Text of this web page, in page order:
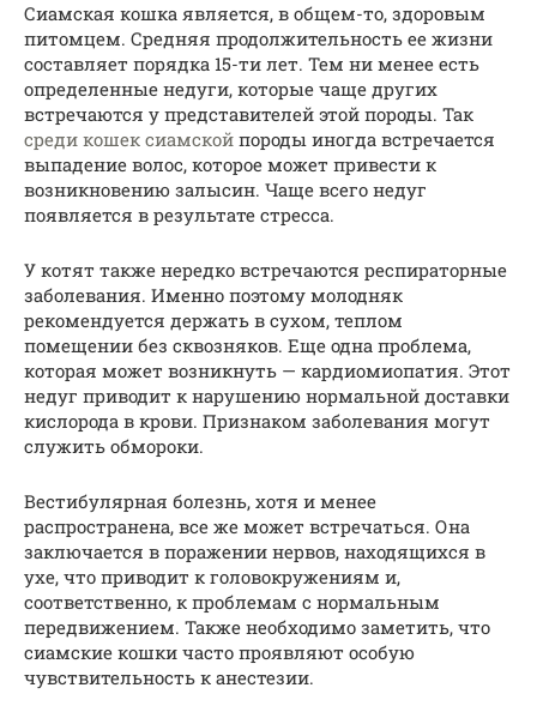
Сиамская кошка является, в общем-то, здоровым
питомцем. Средняя продолжительность ее жизни
составляет порядка 15-ти лет. Тем ни менее есть
определенные недуги, которые чаще других
встречаются у представителей этой породы. Так
среди кошек сиамской породы иногда встречается
выпадение волос, которое может привести к
возникновению залысин. Чаще всего недуг
появляется в результате стресса.
У котят также нередко встречаются респираторные
заболевания. Именно поэтому молодняк
рекомендуется держать в сухом, теплом
помещении без сквозняков. Еще одна проблема,
которая может возникнуть — кардиомиопатия. Этот
недуг приводит к нарушению нормальной доставки
кислорода в крови. Признаком заболевания могут
служить обмороки.
Вестибулярная болезнь, хотя и менее
распространена, все же может встречаться. Она
заключается в поражении нервов, находящихся в
ухе, что приводит к головокружениям и,
соответственно, к проблемам с нормальным
передвижением. Также необходимо заметить, что
сиамские кошки часто проявляют особую
чувствительность к анестезии.